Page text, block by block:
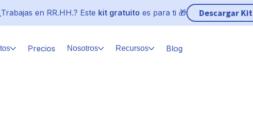
en RR.HH.? Este kit gratuito es para ti 🎁 Descargar Kit
Precios Nosotros Recursos Blog